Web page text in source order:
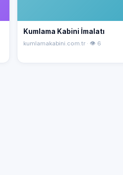
Kumlama Kabini İmalatı
kumlamakabini.com.tr · 👁 6